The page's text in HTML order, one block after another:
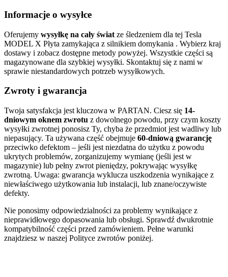
Informacje o wysyłce
Oferujemy wysyłkę na cały świat ze śledzeniem dla tej Tesla
MODEL X Płyta zamykająca z silnikiem domykania . Wybierz kraj
dostawy i zobacz dostępne metody powyżej. Wszystkie części są
magazynowane dla szybkiej wysyłki. Skontaktuj się z nami w
sprawie niestandardowych potrzeb wysyłkowych.
Zwroty i gwarancja
Twoja satysfakcja jest kluczowa w PARTAN. Ciesz się 14-
dniowym oknem zwrotu z dowolnego powodu, przy czym koszty
wysyłki zwrotnej ponosisz Ty, chyba że przedmiot jest wadliwy lub
niepasujący. Ta używana część obejmuje 60-dniową gwarancję
przeciwko defektom – jeśli jest niezdatna do użytku z powodu
ukrytych problemów, zorganizujemy wymianę (jeśli jest w
magazynie) lub pełny zwrot pieniędzy, pokrywając wysyłkę
zwrotną. Uwaga: gwarancja wyklucza uszkodzenia wynikające z
niewłaściwego użytkowania lub instalacji, lub znane/oczywiste
defekty.
Nie ponosimy odpowiedzialności za problemy wynikające z
nieprawidłowego dopasowania lub obsługi. Sprawdź dwukrotnie
kompatybilność części przed zamówieniem. Pełne warunki
znajdziesz w naszej Polityce zwrotów poniżej.